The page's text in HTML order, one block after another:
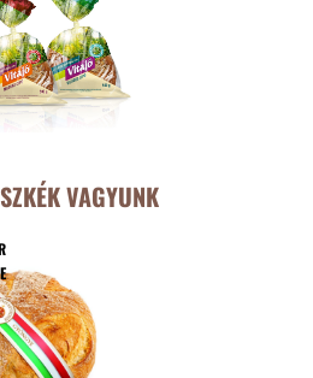
VAGYUNK